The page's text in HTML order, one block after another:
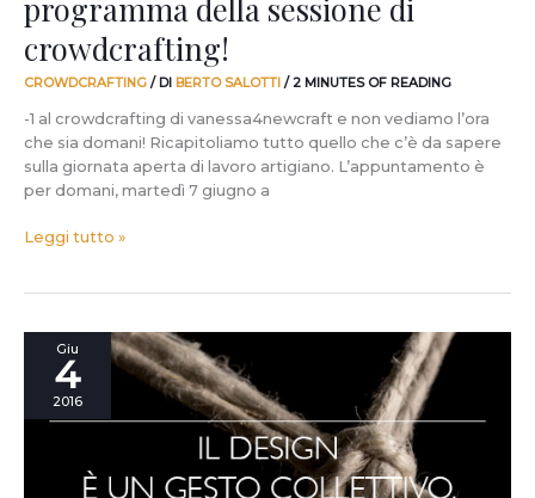
programma della sessione di
crowdcrafting!
CROWDCRAFTING / DI BERTO SALOTTI /2 MINUTES OF READING
-1 al crowdcrafting di vanessa4newcraft e non vediamo l’ora
che sia domani! Ricapitoliamo tutto quello che c’è da sapere
sulla giornata aperta di lavoro artigiano. L’appuntamento è
per domani, martedì 7 giugno a
Leggi tutto »
Giu
4
2016
vanessa4newcraft.